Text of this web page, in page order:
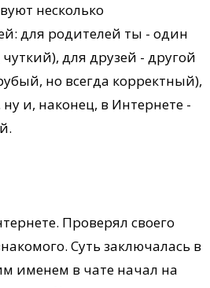
несколько
для родителей ты - один
для друзей - другой
но всегда корректный),
и, наконец, в Интернете -
Проверял своего
Суть заключалась в
именем в чате начал на